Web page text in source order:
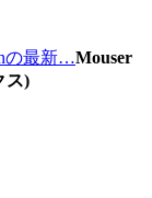
の最新…Mouser
ス)